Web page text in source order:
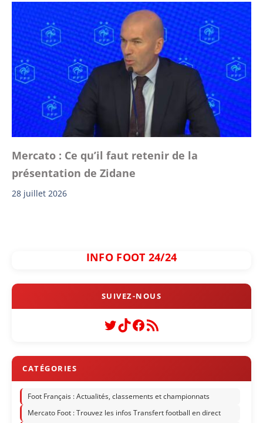
Mercato : Ce qu’il faut retenir de la
présentation de Zidane
28 juillet 2026
INFO FOOT 24/24
Twitter
TikTok
Facebook
Flux RSS
Foot Français : Actualités, classements et championnats
Mercato Foot : Trouvez les infos Transfert football en direct